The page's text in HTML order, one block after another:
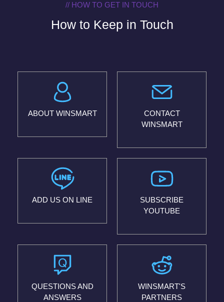
// HOW TO GET IN TOUCH
How to Keep in Touch
ABOUT WINSMART
CONTACT
WINSMART
ADD US ON LINE
SUBSCRIBE
YOUTUBE
QUESTIONS AND
ANSWERS
WINSMART'S
PARTNERS